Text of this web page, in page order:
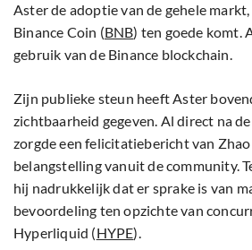
Aster de adoptie van de gehele
Binance Coin (BNB) ten goede komt.
gebruik van de Binance blockchain.
Zijn publieke steun heeft Aster
zichtbaarheid gegeven. Al direct na
zorgde een felicitatiebericht van
belangstelling vanuit de community.
hij nadrukkelijk dat er sprake is van
bevoordeling ten opzichte van
Hyperliquid (HYPE).